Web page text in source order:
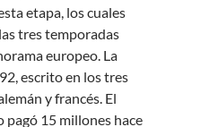
etapa, los cuales
tres temporadas
europeo. La
escrito en los tres
y francés. El
pagó 15 millones hace